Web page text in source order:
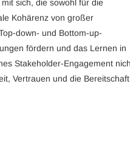
sich, die sowohl für die
Kohärenz von großer
down- und Bottom-up-
fördern und das Lernen in
Stakeholder-Engagement
Vertrauen und die Bereitschaft